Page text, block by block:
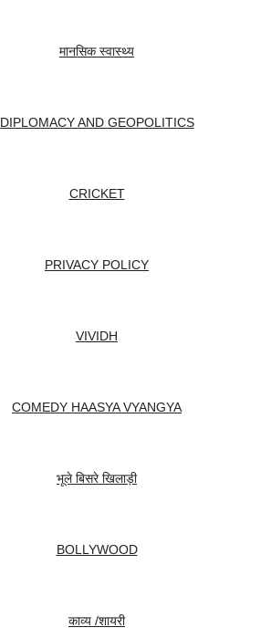
मानसिक स्वास्थ्य
DIPLOMACY AND GEOPOLITICS
CRICKET
PRIVACY POLICY
VIVIDH
COMEDY HAASYA VYANGYA
भूले बिसरे खिलाड़ी
BOLLYWOOD
काव्य /शायरी